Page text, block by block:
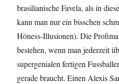
brasilianische Favela, als in
kann man nur ein bisschen
Höness-Illusionen). Die
bestehen, wenn man jederzeit
supergenialen fertigen
gerade braucht. Einen Alexis